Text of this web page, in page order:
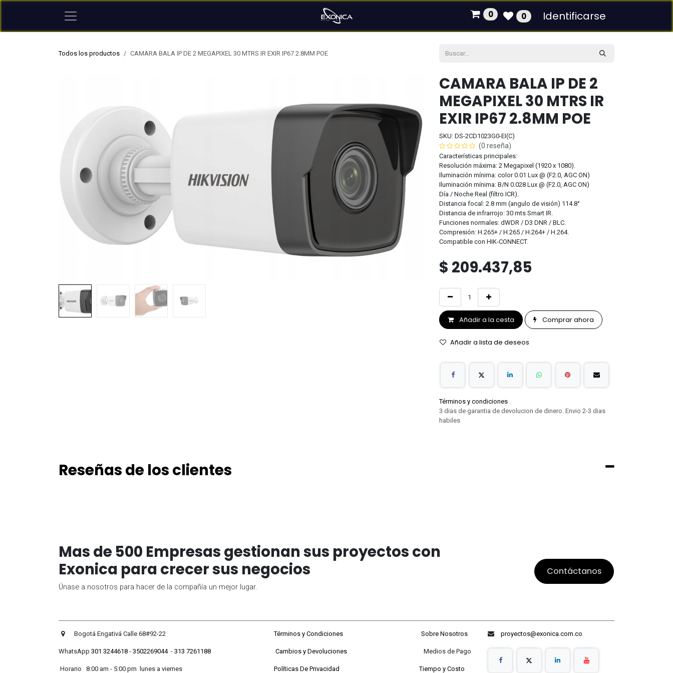
Ir al contenido
0 0 Identificarse
Todos los productos CAMARA BALA IP DE 2 MEGAPIXEL 30 MTRS IR EXIR IP67 2.8MM POE
CAMARA BALA IP DE 2
MEGAPIXEL 30 MTRS IR
EXIR IP67 2.8MM POE
SKU: DS-2CD1023G0-EI(C)
(0 reseña)
Características principales:
Resolución máxima: 2 Megapixel (1920 x 1080).
Iluminación mínima: color 0.01 Lux @ (F2.0, AGC ON)
Iluminación mínima: B/N 0.028 Lux @ (F2.0, AGC ON)
Día / Noche Real (filtro ICR).
Distancia focal: 2.8 mm (angulo de visión) 114.8°
Distancia de infrarrojo: 30 mts Smart IR.
Funciones normales: dWDR / D3 DNR / BLC.
Compresión: H.265+ / H.265 / H.264+ / H.264.
Compatible con HIK-CONNECT.
$ 209.437,85
Añadir a la cesta Comprar ahora
Añadir a lista de deseos
Términos y condiciones
3 dias de garantia de devolucion de dinero. Envio 2-3 dias
habiles
Reseñas de los clientes
Mas de 500 Empresas gestionan sus proyectos con
Exonica para crecer sus negocios
Únase a nosotros para hacer de la compañía un mejor lugar.
Contáctanos
Bogotá Engativá Calle 68#92-22Términos y Condiciones Sobre Nosotros
WhatsApp 301 3244618 - 3502269044- 313 7261188 Cambios y Devoluciones Medios de Pago
Horario 8:00 am - 5:00 pm lunes a viernes Políticas De Privacidad Tiempo y Costo
proyectos@exonica.com.co